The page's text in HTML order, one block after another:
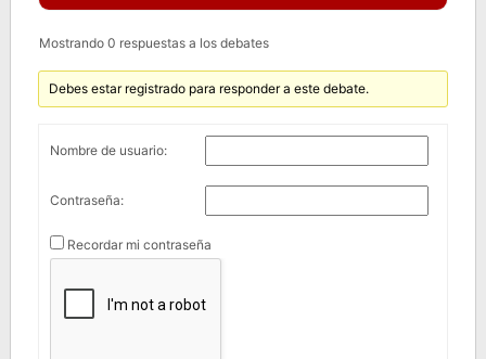
Mostrando 0 respuestas a los debates
Debes estar registrado para responder a este debate.
Nombre de usuario:
Contraseña:
Recordar mi contraseña